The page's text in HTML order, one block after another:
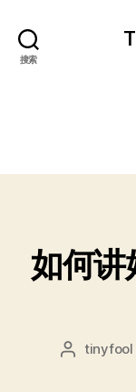
搜索
如何讲
文 tinyfool